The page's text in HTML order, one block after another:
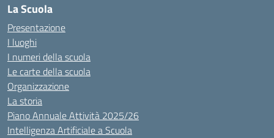
La Scuola
Presentazione
I luoghi
I numeri della scuola
Le carte della scuola
Organizzazione
La storia
Piano Annuale Attività 2025/26
Intelligenza Artificiale a Scuola